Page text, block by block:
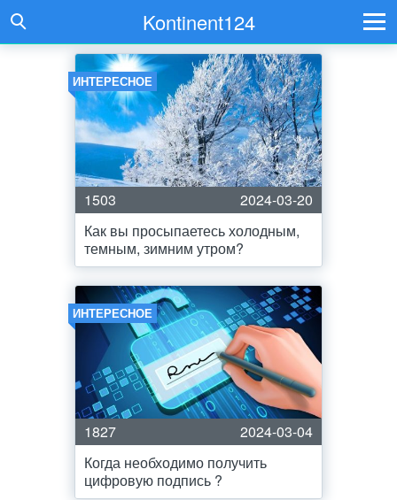
Kontinent124
ИНТЕРЕСНОЕ
1503
2024-03-20
Как вы просыпаетесь холодным,
темным, зимним утром?
ИНТЕРЕСНОЕ
1827
2024-03-04
Когда необходимо получить
цифровую подпись ?